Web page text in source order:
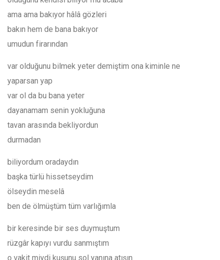
ama ama bakıyor hâlâ gözleri
bakın hem de bana bakıyor
umudun firarından
var olduğunu bilmek yeter demiştim ona kiminle ne
yaparsan yap
var ol da bu bana yeter
dayanamam senin yokluğuna
tavan arasında bekliyordun
durmadan
biliyordum oradaydın
başka türlü hissetseydim
ölseydin meselâ
ben de ölmüştüm tüm varlığımla
bir keresinde bir ses duymuştum
rüzgâr kapıyı vurdu sanmıştım
o vakit miydi kuşunu sol yanına atışın